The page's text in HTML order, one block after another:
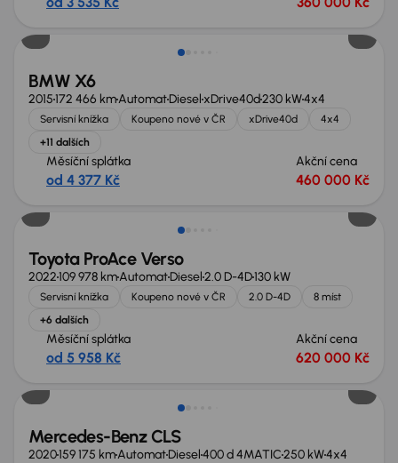
Zlevněno o 80 000 Kč
BMW X6
2015172 466 kmAutomatDiesel xDrive40d230 kW4x4
Servisní knížka Koupeno nové v ČR xDrive40d
4x4
+11 dalších
Měsíční splátka
od 4 377 Kč
Akční cena
460 000 Kč
Zlevněno o 80 000 Kč
Toyota ProAce Verso
2022109 978 kmAutomatDiesel2.0 D-4D130 kW
Servisní knížka Koupeno nové v ČR 2.0 D-4D
8 míst
+6 dalších
Měsíční splátka
od 5 958 Kč
Akční cena
620 000 Kč
Možnost odpočtu DPH
Mercedes-Benz CLS
2020159 175 kmAutomatDiesel400 d 4MATIC250 kW4x4